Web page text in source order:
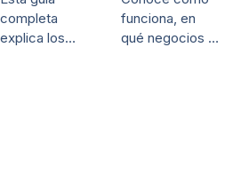
completa
explica los…
funciona, en
qué negocios …